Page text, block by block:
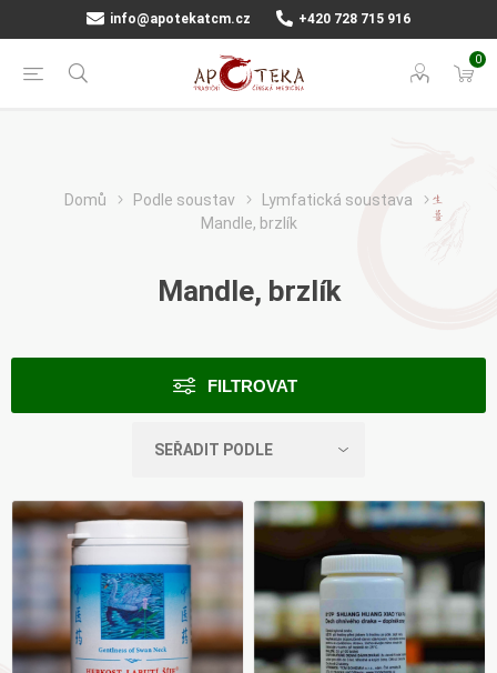
info@apotekatcm.cz +420 728 715 916
0
Domů Podle soustav
Lymfatická soustava
Mandle, brzlík
Mandle, brzlík
FILTROVAT